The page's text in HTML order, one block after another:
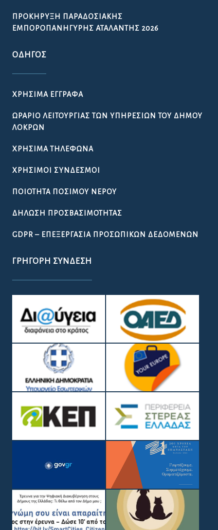
ΠΡΟΚΉΡΥΞΗ ΠΑΡΑΔΟΣΙΑΚΉΣ
ΕΜΠΟΡΟΠΑΝΉΓΥΡΗΣ ΑΤΑΛΆΝΤΗΣ 2026
ΟΔΗΓΌΣ
ΧΡΉΣΙΜΑ ΈΓΓΡΑΦΑ
ΩΡΆΡΙΟ ΛΕΙΤΟΥΡΓΊΑΣ ΤΩΝ ΥΠΗΡΕΣΙΏΝ ΤΟΥ ΔΉΜΟΥ
ΛΟΚΡΏΝ
ΧΡΉΣΙΜΑ ΤΗΛΈΦΩΝΑ
ΧΡΉΣΙΜΟΙ ΣΎΝΔΕΣΜΟΙ
ΠΟΙΌΤΗΤΑ ΠΌΣΙΜΟΥ ΝΕΡΟΎ
ΔΉΛΩΣΗ ΠΡΟΣΒΑΣΙΜΌΤΗΤΑΣ
GDPR – ΕΠΕΞΕΡΓΑΣΙΑ ΠΡΟΣΩΠΙΚΩΝ ΔΕΔΟΜΕΝΩΝ
ΓΡΉΓΟΡΗ ΣΎΝΔΕΣΗ